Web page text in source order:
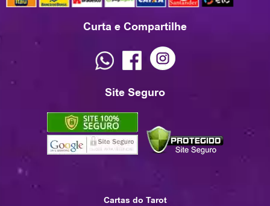
Curta e Compartilhe
Site Seguro
Cartas do Tarot